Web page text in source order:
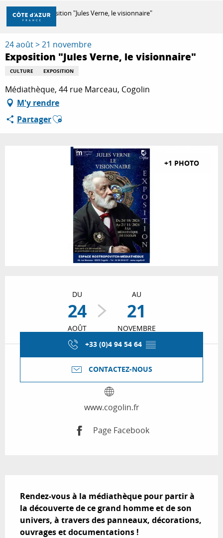
Aller
contenu
principal
DÉCOUVRIR
À FAIRE
SÉJOURNER
Accueil Exposition "Jules Verne, le visionnaire"
24 août > 21 novembre
Exposition "Jules Verne, le visionnaire"
CULTURE EXPOSITION
Médiathèque, 44 rue Marceau, Cogolin
M'y rendre
PartagerAjouter aux favoris
+1 PHOTO
DU
24
AOÛT
AU
21
NOVEMBRE
+33 (0)4 94 54 64 ▒▒
CONTACTEZ-NOUS
www.cogolin.fr
Page Facebook
Rendez-vous à la médiathèque pour partir à
la découverte de ce grand homme et de son
univers, à travers des panneaux, décorations,
ouvrages et documentations !